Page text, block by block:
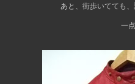
あと、街歩いてても、誰とも
一点モノの良さ